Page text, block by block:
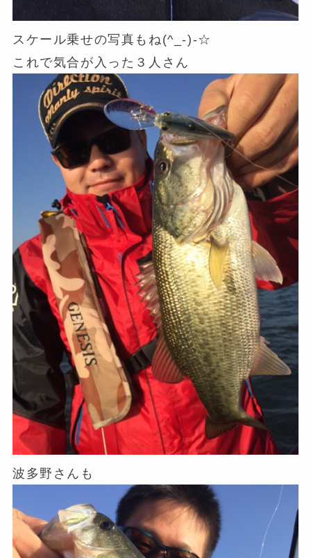
スケール乗せの写真もね(^_-)-☆
これで気合が入った３人さん
波多野さんも